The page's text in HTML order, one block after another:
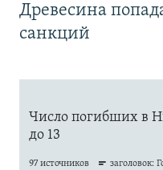
Древесина
санкций